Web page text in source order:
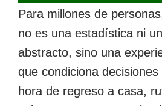
Para millones de
no es una estadística ni
abstracto, sino una
que condiciona
hora de regreso a casa,